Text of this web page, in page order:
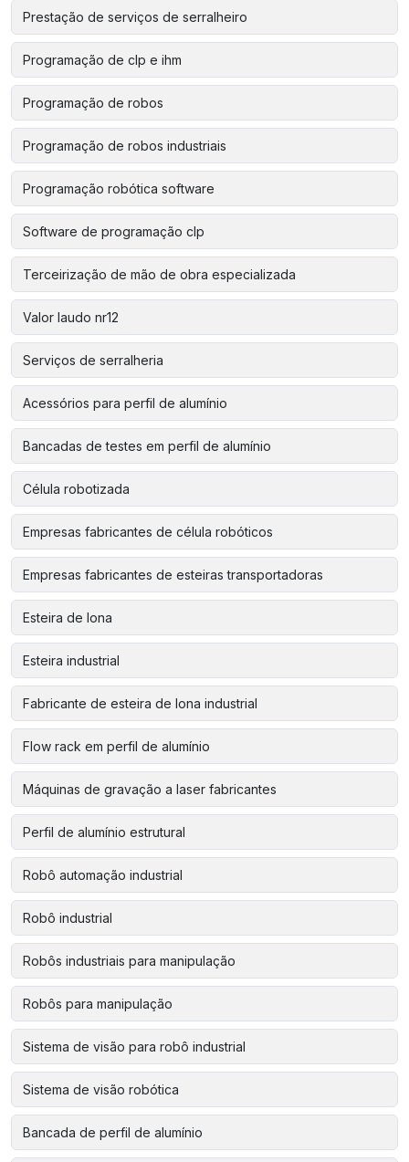
Prestação de serviços de serralheiro
Programação de clp e ihm
Programação de robos
Programação de robos industriais
Programação robótica software
Software de programação clp
Terceirização de mão de obra especializada
Valor laudo nr12
Serviços de serralheria
Acessórios para perfil de alumínio
Bancadas de testes em perfil de alumínio
Célula robotizada
Empresas fabricantes de célula robóticos
Empresas fabricantes de esteiras transportadoras
Esteira de lona
Esteira industrial
Fabricante de esteira de lona industrial
Flow rack em perfil de alumínio
Máquinas de gravação a laser fabricantes
Perfil de alumínio estrutural
Robô automação industrial
Robô industrial
Robôs industriais para manipulação
Robôs para manipulação
Sistema de visão para robô industrial
Sistema de visão robótica
Bancada de perfil de alumínio